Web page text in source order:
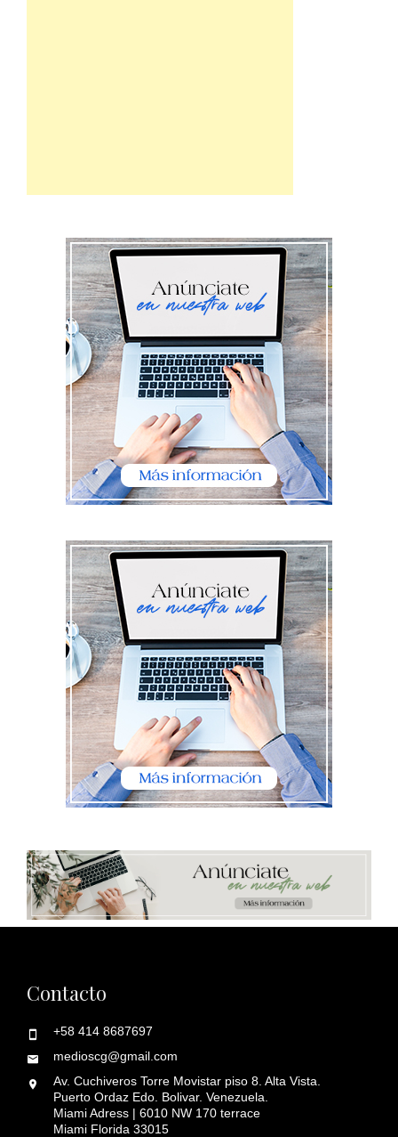
Contacto
+58 414 8687697
medioscg@gmail.com
Av. Cuchiveros Torre Movistar piso 8. Alta Vista.
Puerto Ordaz Edo. Bolivar. Venezuela.
Miami Adress | 6010 NW 170 terrace
Miami Florida 33015